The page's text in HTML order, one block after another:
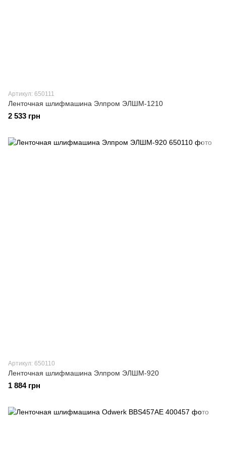
Артикул: 650111
Ленточная шлифмашина Элпром ЭЛШМ-1210
2 533 грн
Артикул: 650110
Ленточная шлифмашина Элпром ЭЛШМ-920
1 884 грн